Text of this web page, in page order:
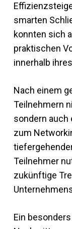
smarten
konnten sich
praktischen
innerhalb
Nach einem
Teilnehmern
sondern auch
zum
Teilnehmer
zukünftige
Ein